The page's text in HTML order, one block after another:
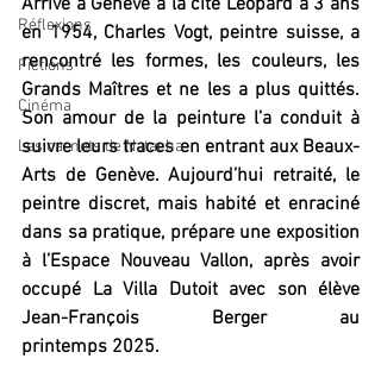
Réflexions
Fictions
Cinéma
Les carnets de Natacha
Arrivé à Genève à la cité Léopard à 3 ans
en 1954, Charles Vogt, peintre suisse, a
rencontré les formes, les couleurs, les
Grands Maîtres et ne les a plus quittés.
Son amour de la peinture l’a conduit à
suivre leurs traces en entrant aux Beaux-
Arts de Genève. Aujourd’hui retraité, le
peintre discret, mais habité et enraciné
dans sa pratique, prépare une exposition
à l’Espace Nouveau Vallon, après avoir
occupé La Villa Dutoit avec son élève
Jean-François Berger au
printemps 2025.